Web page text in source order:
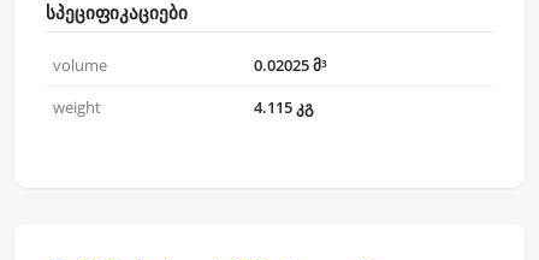
სპეციფიკაციები
volume
0.02025 მ³
weight
4.115 კგ